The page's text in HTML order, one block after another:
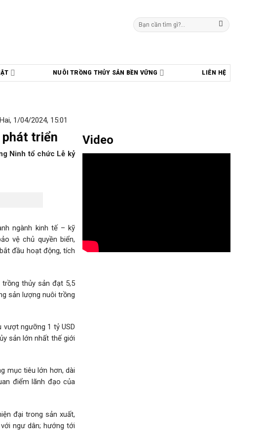
Tìm
kiếm:
NUÔI TRỒNG THỦY SẢN BỀN VỮNG LIÊN HỆ
1/04/2024, 15:01
phát triển
Ninh tổ chức Lễ kỷ
ngành kinh tế – kỹ
vệ chủ quyền biển,
đầu hoạt động, tích
thủy sản đạt 5,5
sản lượng nuôi trồng
ngưỡng 1 tỷ USD
sản lớn nhất thế giới
mục tiêu lớn hơn, dài
điểm lãnh đạo của
đại trong sản xuất,
ngư dân; hướng tới
Video